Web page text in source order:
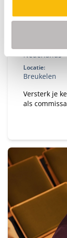
De
7
Nederlands
Locatie:
Breukelen
Versterk je
als